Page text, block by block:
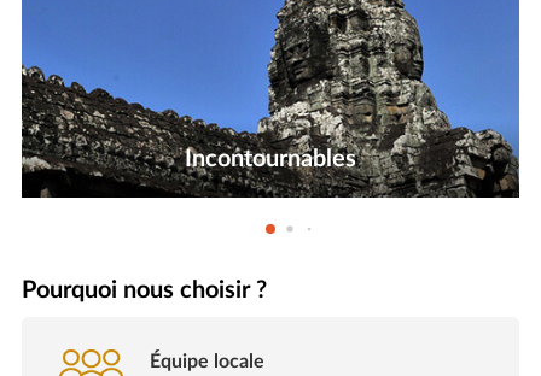
Incontournables
Pourquoi nous choisir ?
Équipe locale